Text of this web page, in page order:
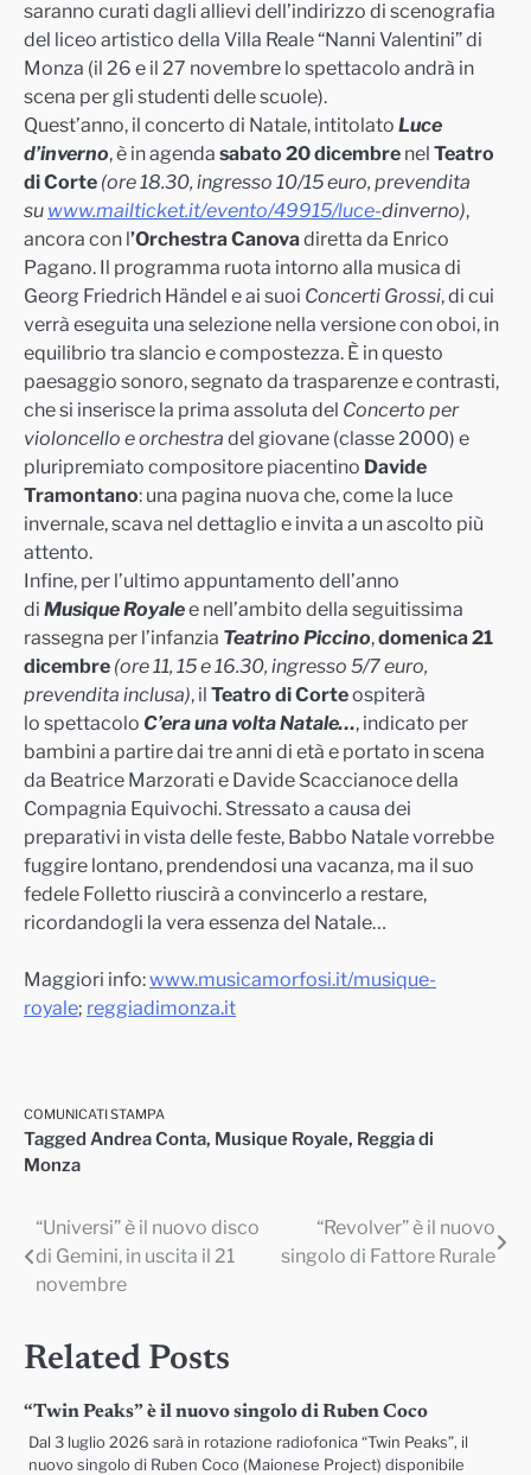
saranno curati dagli allievi dell’indirizzo di scenografia
del liceo artistico della Villa Reale “Nanni Valentini” di
Monza (il 26 e il 27 novembre lo spettacolo andrà in
scena per gli studenti delle scuole).
Quest’anno, il concerto di Natale, intitolato Luce
d’inverno, è in agenda sabato 20 dicembre nel Teatro
di Corte (ore 18.30, ingresso 10/15 euro, prevendita
su www.mailticket.it/evento/49915/luce-dinverno),
ancora con l’Orchestra Canovadiretta da Enrico
Pagano. Il programma ruota intorno alla musica di
Georg Friedrich Händel e ai suoi Concerti Grossi, di cui
verrà eseguita una selezione nella versione con oboi, in
equilibrio tra slancio e compostezza. È in questo
paesaggio sonoro, segnato da trasparenze e contrasti,
che si inserisce la prima assoluta del Concerto per
violoncello e orchestra del giovane (classe 2000) e
pluripremiato compositore piacentino Davide
Tramontano: una pagina nuova che, come la luce
invernale, scava nel dettaglio e invita a un ascolto più
attento.
Infine, per l’ultimo appuntamento dell’anno
di MusiqueRoyalee nell’ambito della seguitissima
rassegna per l’infanzia Teatrino Piccino,domenica 21
dicembre (ore 11, 15e 16.30, ingresso 5/7 euro,
prevendita inclusa), il Teatro di Corteospiterà
lo spettacolo C’era una volta Natale…, indicato per
bambini a partire dai tre anni di età e portato in scena
da Beatrice Marzorati e Davide Scaccianoce della
Compagnia Equivochi. Stressato a causa dei
preparativi in vista delle feste, Babbo Natale vorrebbe
fuggire lontano, prendendosi una vacanza, ma il suo
fedele Folletto riuscirà a convincerlo a restare,
ricordandogli la vera essenza del Natale…
Maggiori info:www.musicamorfosi.it/musique-
royale; reggiadimonza.it
COMUNICATI STAMPA
Tagged Andrea Conta, Musique Royale, Reggia di
Monza
Navigazione
articoli
“Universi” è il nuovo disco
di Gemini, in uscita il 21
novembre
“Revolver” è il nuovo
singolo di Fattore Rurale
Related Posts
“Twin Peaks” è il nuovo singolo di Ruben Coco
Dal 3 luglio 2026 sarà in rotazione radiofonica “Twin Peaks”, il
nuovo singolo di Ruben Coco (Maionese Project) disponibile